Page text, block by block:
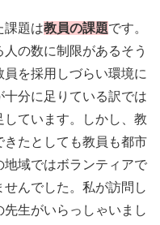
課題は教員の課題です。
の数に制限があるそう
を採用しづらい環境に
分に足りている訳では
ています。しかし、教
きたとしても教員も都市
域ではボランティアで
んでした。私が訪問し
生がいらっしゃいまし